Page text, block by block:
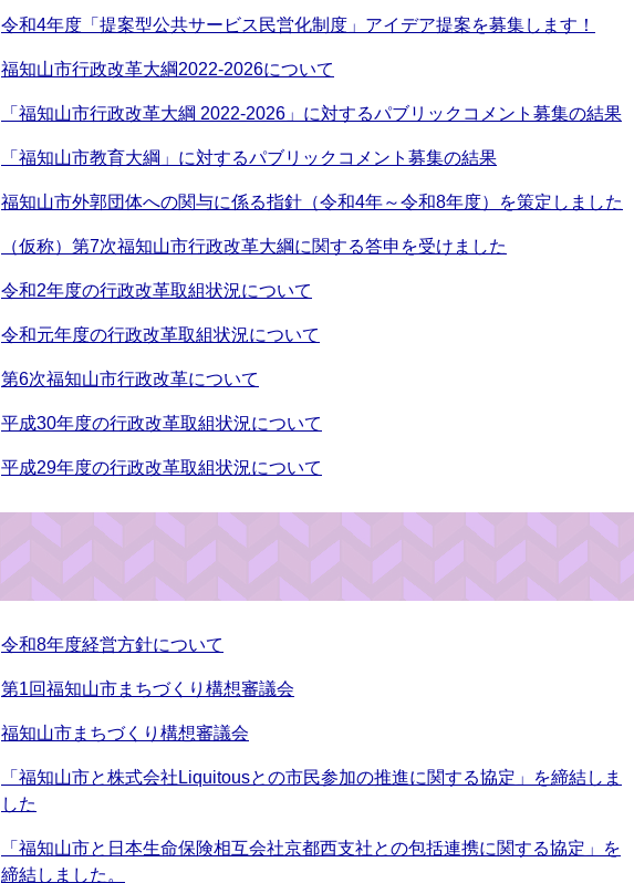
令和4年度「提案型公共サービス民営化制度」アイデア提案を募集します！
福知山市行政改革大綱2022-2026について
「福知山市行政改革大綱 2022-2026」に対するパブリックコメント募集の結果
「福知山市教育大綱」に対するパブリックコメント募集の結果
福知山市外郭団体への関与に係る指針（令和4年～令和8年度）を策定しました
（仮称）第7次福知山市行政改革大綱に関する答申を受けました
令和2年度の行政改革取組状況について
令和元年度の行政改革取組状況について
第6次福知山市行政改革について
平成30年度の行政改革取組状況について
平成29年度の行政改革取組状況について
令和8年度経営方針について
第1回福知山市まちづくり構想審議会
福知山市まちづくり構想審議会
「福知山市と株式会社Liquitousとの市民参加の推進に関する協定」を締結しま
した
「福知山市と日本生命保険相互会社京都西支社との包括連携に関する協定」を
締結しました。